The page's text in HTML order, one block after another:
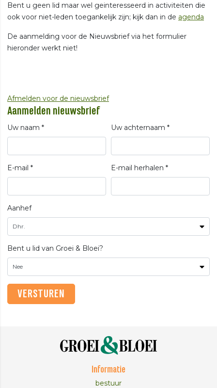
Bent u geen lid maar wel geinteresseerd in activiteiten die
ook voor niet-leden toegankelijk zijn; kijk dan in de agenda
De aanmelding voor de Nieuwsbrief via het formulier
hieronder werkt niet!
Afmelden voor de nieuwsbrief
Aanmelden nieuwsbrief
Uw naam * Uw achternaam *
E-mail * E-mail herhalen *
Aanhef
Bent u lid van Groei & Bloei?
Informatie
bestuur